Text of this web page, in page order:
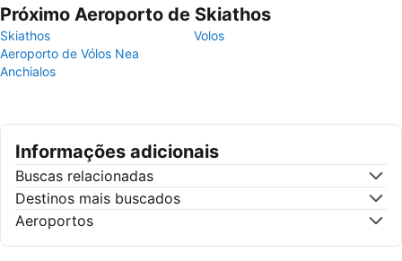
Próximo Aeroporto de Skiathos
Skiathos
Volos
Aeroporto de Vólos Nea
Anchialos
Informações adicionais
Buscas relacionadas
Destinos mais buscados
Aeroportos